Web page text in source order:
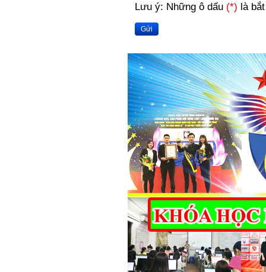
Lưu ý: Những ô dấu (*) là
Gửi